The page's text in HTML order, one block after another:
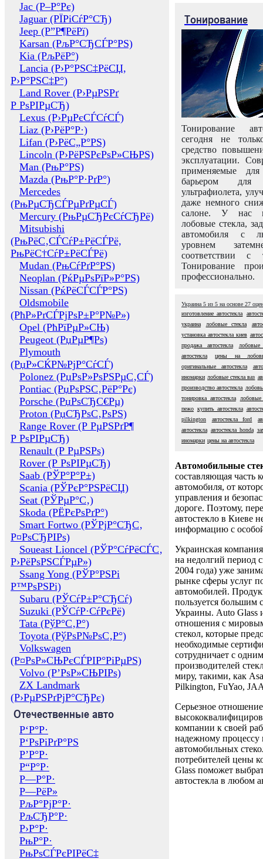
Jac (Р–Р°Рє)
Jaguar (РЇРіСѓР°СЂ)
Jeep (Р”Р¶РёРї)
Karsan (РљР°СЂСЃР°РЅ)
Kia (РљРёР°)
Lancia (Р›Р°РЅС‡РёСЏ,
Р›Р°РЅС‡Р°)
Land Rover (Р›РµРЅРґ
Р РѕРІРµСЂ)
Lexus (Р›РµРєСЃСѓСЃ)
Liaz (Р›РёР°Р·)
Lifan (Р›РёС„Р°РЅ)
Lincoln (Р›РёРЅРєРѕР»СЊРЅ)
Man (РњР°РЅ)
Mazda (РњР°Р·РґР°)
Mercedes
(РњРµСЂСЃРµРґРµСЃ)
Mercury (РњРµСЂРєСѓСЂРё)
Mitsubishi
(РњРёС‚СЃСѓР±РёСЃРё,
РњРёС†СѓР±РёСЃРё)
Mudan (РњСѓРґР°РЅ)
Neoplan (РќРµРѕРїР»Р°РЅ)
Nissan (РќРёСЃСЃР°РЅ)
Oldsmobile
(РћР»РґСЃРјРѕР±Р°Р№Р»)
Opel (РћРїРµР»СЊ)
Peugeot (РџРµР¶Рѕ)
Plymouth
(РџР»СЌР№РјР°СѓСЃ)
Polonez (РџРѕР»РѕРЅРµС‚СЃ)
Pontiac (РџРѕРЅС‚РёР°Рє)
Porsche (РџРѕСЂС€Рµ)
Proton (РџСЂРѕС‚РѕРЅ)
Range Rover (Р РµРЅРґР¶
Р РѕРІРµСЂ)
Renault (Р РµРЅРѕ)
Rover (Р РѕРІРµСЂ)
Saab (РЎР°Р°Р±)
Scania (РЎРєР°РЅРёСЏ)
Seat (РЎРµР°С‚)
Skoda (РЁРєРѕРґР°)
Smart Fortwo (РЎРјР°СЂС‚
Р¤РѕСЂРІРѕ)
Soueast Lioncel (РЎР°СѓРёСЃС‚
Р›РёРѕРЅСЃРµР»)
Ssang Yong (РЎР°РЅРі
Р™РѕРЅРі)
Subaru (РЎСѓР±Р°СЂСѓ)
Suzuki (РЎСѓР·СѓРєРё)
Tata (РўР°С‚Р°)
Toyota (РўРѕР№РѕС‚Р°)
Volkswagen
(Р¤РѕР»СЊРєСЃРІР°РіРµРЅ)
Volvo (Р’РѕР»СЊРІРѕ)
ZX Landmark
(Р›РµРЅРґРјР°СЂРє)
Отечественные авто
Р‘Р°Р·
Р‘РѕРіРґР°РЅ
Р’Р°Р·
Р“Р°Р·
Р—Р°Р·
Р—РёР»
РљР°РјР°Р·
РљСЂР°Р·
Р›Р°Р·
РњР°Р·
РњРѕСЃРєРІРёС‡
Тонирование
Тонирование
сегодня не
средство
эксплуатации.
применяемые
барьером для
ультрафиолета,
даже немного
салоне. У нас
лобовые стекла,
автомобиля с
уровнем
соответствии с
Тонирование
профессионально.
Украина 5 из 5 на основе 27
изготовление автостекла
украина
лобовые стекла
установка автостекла киев
продажа автостекла
автостекла
цены на
оригинальные автостекла
иномарки лобовые стекла ваз
производство автостекла
тонировка автостекла
лобовые
пежо купить автостекла
pilkington
автостекла ford
автостекла автостекла honda
иномарки цены на автостекла
Автомобильные
составляющая часть
автомобиля, от
управления и
дороге. Поэтому,
автостекло в Киеве
информацию с
Украинская
на недолгий период
2004 года) уже
рынке сферы услуг
автомобилей.
пользуется большим
Украины. Auto Glass
отношения с
стекол, которые
необходимые
сотрудничает с
производителей
миру, такими, как
Pilkington, FuYao,
Серьезное отношение
компании к своей
надежному процессу
автомобильных
потребителей цены
Glass поможет
автостекла в любом